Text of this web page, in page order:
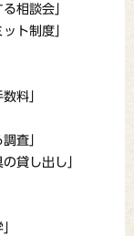
相談会」
ト制度」
料」
査」
貸し出し」